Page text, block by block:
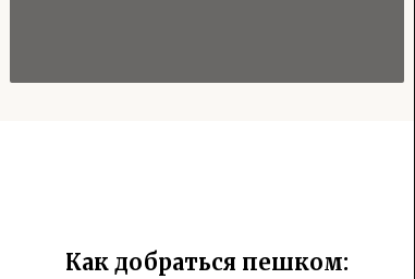
Как добраться пешком: